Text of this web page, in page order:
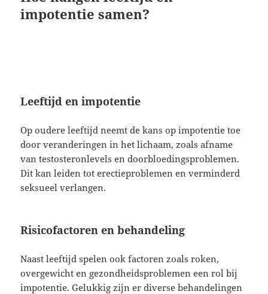
impotentie samen?
Leeftijd en impotentie
Op oudere leeftijd neemt de kans op impotentie toe
door veranderingen in het lichaam, zoals afname
van testosteronlevels en doorbloedingsproblemen.
Dit kan leiden tot erectieproblemen en verminderd
seksueel verlangen.
Risicofactoren en behandeling
Naast leeftijd spelen ook factoren zoals roken,
overgewicht en gezondheidsproblemen een rol bij
impotentie. Gelukkig zijn er diverse behandelingen